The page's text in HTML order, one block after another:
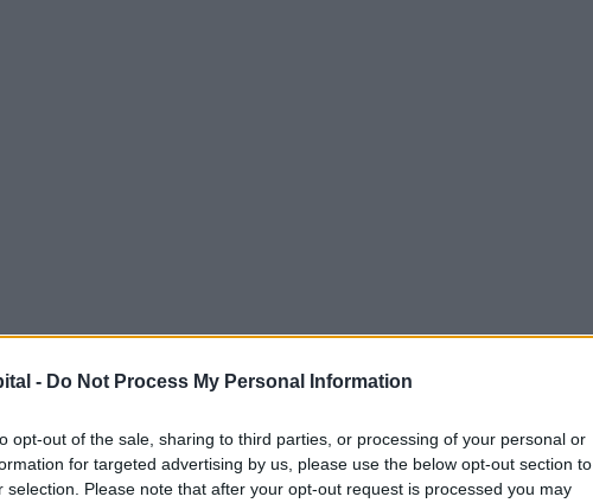
- Do Not Process My Personal Information
opt-out of the sale, sharing to third parties, or processing of your personal or
for targeted advertising by us, please use the below opt-out section to
selection. Please note that after your opt-out request is processed you may